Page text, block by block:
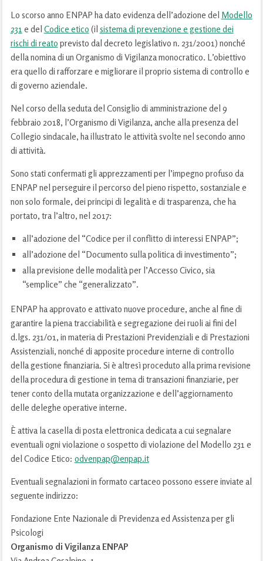
Lo scorso anno ENPAP ha dato evidenza dell’adozione del Modello
231 e del Codice etico (il sistema di prevenzione e gestione dei
rischi di reato previsto dal decreto legislativo n. 231/2001) nonché
della nomina di un Organismo di Vigilanza monocratico. L’obiettivo
era quello di rafforzare e migliorare il proprio sistema di controllo e
di governo aziendale.
Nel corso della seduta del Consiglio di amministrazione del 9
febbraio 2018, l’Organismo di Vigilanza, anche alla presenza del
Collegio sindacale, ha illustrato le attività svolte nel secondo anno
di attività.
Sono stati confermati gli apprezzamenti per l’impegno profuso da
ENPAP nel perseguire il percorso del pieno rispetto, sostanziale e
non solo formale, dei principi di legalità e di trasparenza, che ha
portato, tra l’altro, nel 2017:
all’adozione del “Codice per il conflitto di interessi ENPAP”;
all’adozione del “Documento sulla politica di investimento”;
alla previsione delle modalità per l’Accesso Civico, sia
“semplice” che “generalizzato”.
ENPAP ha approvato e attivato nuove procedure, anche al fine di
garantire la piena tracciabilità e segregazione dei ruoli ai fini del
d.lgs. 231/01, in materia di Prestazioni Previdenziali e di Prestazioni
Assistenziali, nonché di apposite procedure interne di controllo
della gestione finanziaria. Si è altresì proceduto alla prima revisione
della procedura di gestione in tema di transazioni finanziarie, per
tener conto della mutata organizzazione e dell’aggiornamento
delle deleghe operative interne.
È attiva la casella di posta elettronica dedicata a cui segnalare
eventuali ogni violazione o sospetto di violazione del Modello 231 e
del Codice Etico: odvenpap@enpap.it
Eventuali segnalazioni in formato cartaceo possono essere inviate al
seguente indirizzo:
Fondazione Ente Nazionale di Previdenza ed Assistenza per gli
Psicologi
Organismo di Vigilanza ENPAP